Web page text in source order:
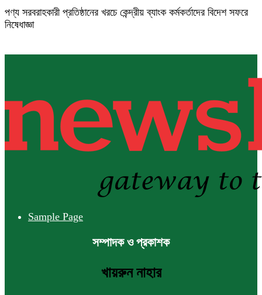
পণ্য সরবরাহকারী প্রতিষ্ঠানের খরচে কেন্দ্রীয় ব্যাংক কর্মকর্তাদের বিদেশ সফরে
নিষেধাজ্ঞা
Sample Page
সম্পাদক ও প্রকাশক
খায়রুন নাহার